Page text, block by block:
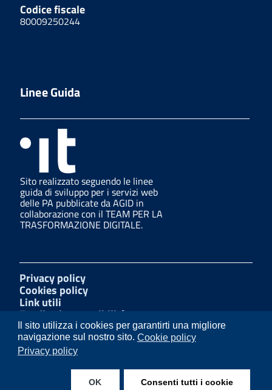
Il sito utilizza i cookies per garantirti una migliore
navigazione sul nostro sito. Cookie policy
Privacy policy
OK Consenti tutti i cookie
Codice fiscale
80009250244
Linee Guida
Sito realizzato seguendo le linee
guida di sviluppo per i servizi web
delle PA pubblicate da AGID in
collaborazione con il TEAM PER LA
TRASFORMAZIONE DIGITALE.
Privacy policy
Cookies policy
Link utili
Feedback accessibilità
Amministrazione trasparente
Mappa del sito
W3C Css